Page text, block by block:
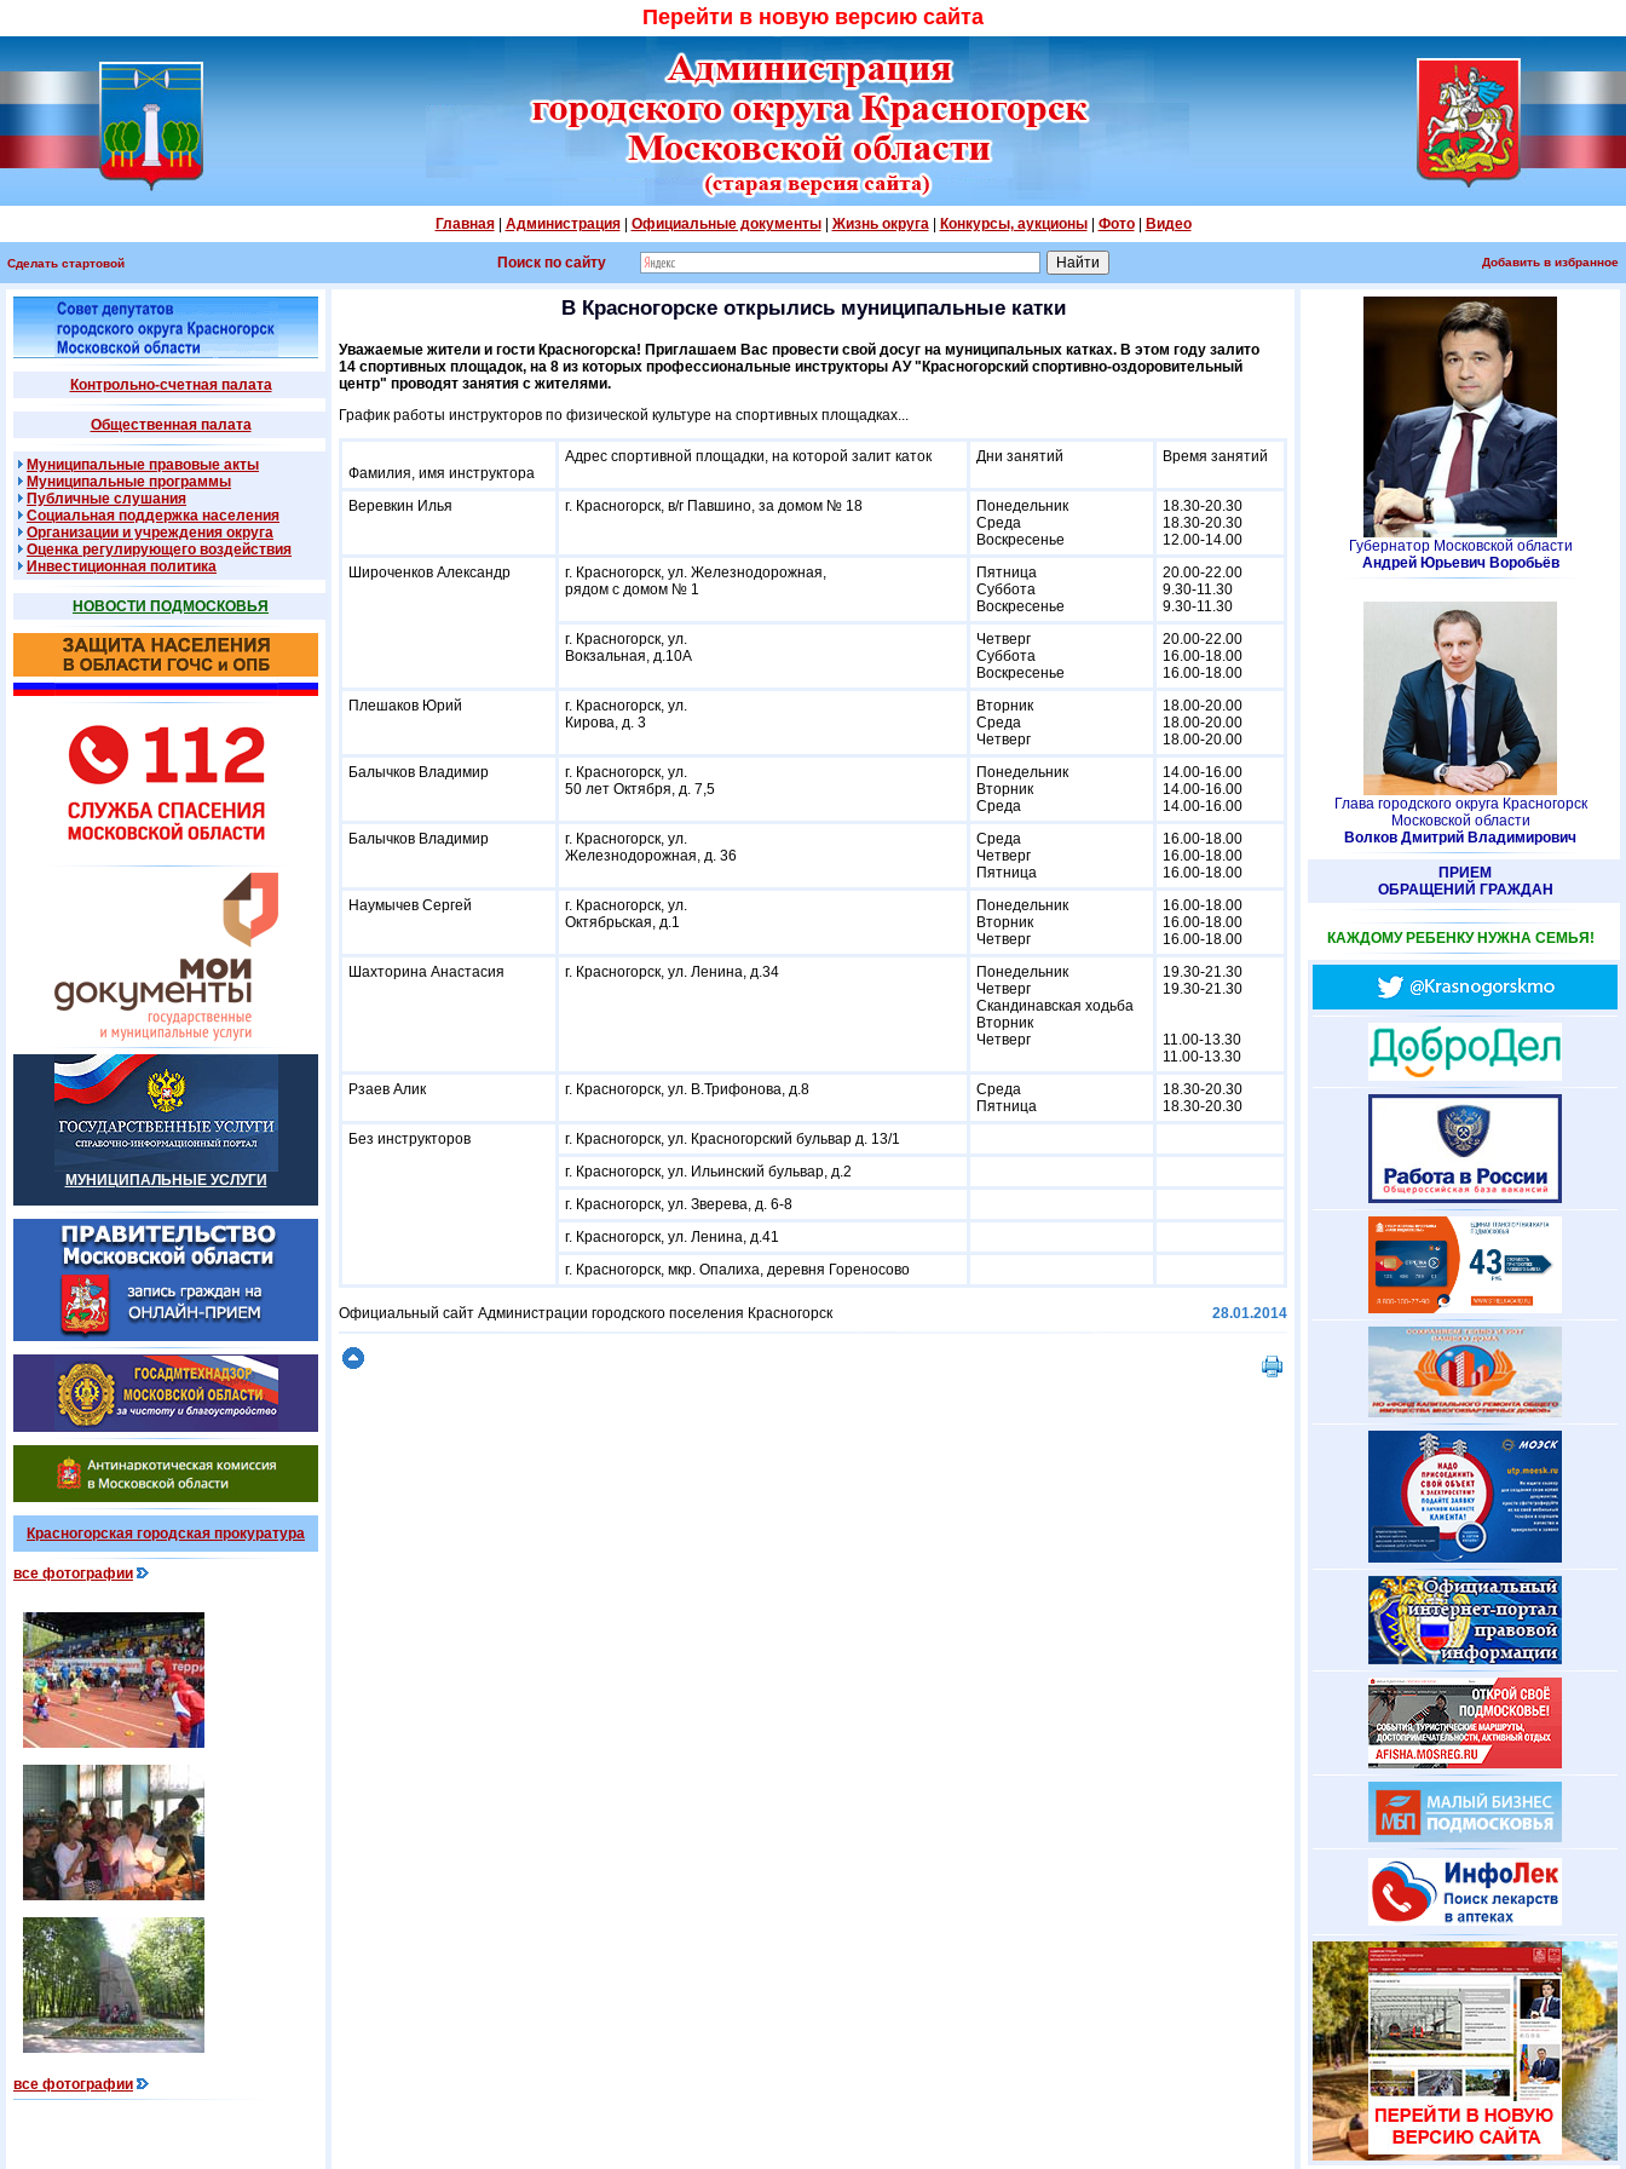
Перейти в новую версию сайта
Главная| Администрация| Официальные документы| Жизнь округа| Конкурсы, аукционы| Фото| Видео
Сделать стартовой Поиск по сайту Добавить в избранное
Контрольно-счетная палата
Общественная палата
Муниципальные правовые акты
Муниципальные программы
Публичные слушания
Социальная поддержка населения
Организации и учреждения округа
Оценка регулирующего воздействия
Инвестиционная политика
НОВОСТИ ПОДМОСКОВЬЯ
МУНИЦИПАЛЬНЫЕ УСЛУГИ
Красногорская городская прокуратура
все фотографии
все фотографии
В Красногорске открылись муниципальные катки
Уважаемые жители и гости Красногорска! Приглашаем Вас провести свой досуг на муниципальных катках. В этом году залито
14 спортивных площадок, на 8 из которых профессиональные инструкторы АУ "Красногорский спортивно-оздоровительный
центр" проводят занятия с жителями.
График работы инструкторов по физической культуре на спортивных площадках...
Фамилия, имя инструктора
Адрес спортивной площадки, на которой залит каток Дни занятий Время занятий
Веревкин Илья г. Красногорск, в/г Павшино, за домом № 18
Понедельник
Среда
Воскресенье
18.30-20.30
18.30-20.30
12.00-14.00
Широченков Александр
г. Красногорск, ул. Железнодорожная,
рядом с домом № 1
Пятница
Суббота
Воскресенье
20.00-22.00
9.30-11.30
9.30-11.30
г. Красногорск, ул.
Вокзальная, д.10А
Четверг
Суббота
Воскресенье
20.00-22.00
16.00-18.00
16.00-18.00
Плешаков Юрий
г. Красногорск, ул.
Кирова, д. 3
Вторник
Среда
Четверг
18.00-20.00
18.00-20.00
18.00-20.00
Балычков Владимир
г. Красногорск, ул.
50 лет Октября, д. 7,5
Понедельник
Вторник
Среда
14.00-16.00
14.00-16.00
14.00-16.00
Балычков Владимир
г. Красногорск, ул.
Железнодорожная, д. 36
Среда
Четверг
Пятница
16.00-18.00
16.00-18.00
16.00-18.00
Наумычев Сергей
г. Красногорск, ул.
Октябрьская, д.1
Понедельник
Вторник
Четверг
16.00-18.00
16.00-18.00
16.00-18.00
Шахторина Анастасия
г. Красногорск, ул. Ленина, д.34
Понедельник
Четверг
Скандинавская ходьба
Вторник
Четверг
19.30-21.30
19.30-21.30
11.00-13.30
11.00-13.30
Рзаев Алик
г. Красногорск, ул. В.Трифонова, д.8
Среда
Пятница
18.30-20.30
18.30-20.30
Без инструкторов
г. Красногорск, ул. Красногорский бульвар д. 13/1
г. Красногорск, ул. Ильинский бульвар, д.2
г. Красногорск, ул. Зверева, д. 6-8
г. Красногорск, ул. Ленина, д.41
г. Красногорск, мкр. Опалиха, деревня Гореносово
Официальный сайт Администрации городского поселения Красногорск 28.01.2014
Губернатор Московской области
Андрей Юрьевич Воробьёв
Глава городского округа Красногорск
Московской области
Волков Дмитрий Владимирович
ПРИЕМ
ОБРАЩЕНИЙ ГРАЖДАН
КАЖДОМУ РЕБЕНКУ НУЖНА СЕМЬЯ!